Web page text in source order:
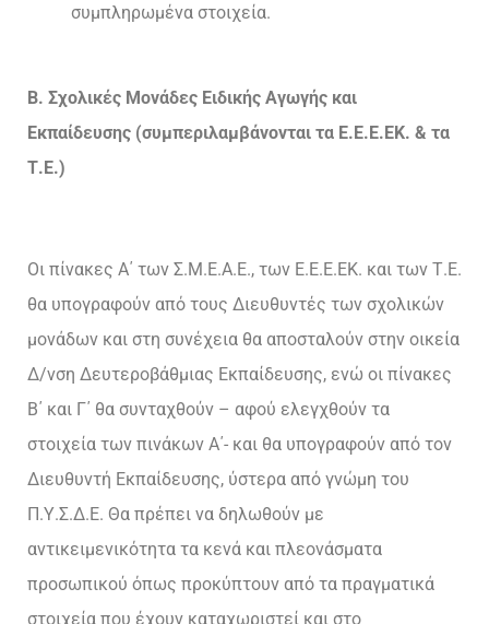
συμπληρωμένα στοιχεία.
Β. Σχολικές Μονάδες Ειδικής Αγωγής και
Εκπαίδευσης (συμπεριλαμβάνονται τα Ε.Ε.Ε.ΕΚ. & τα
Τ.Ε.)
Οι πίνακες Α΄ των Σ.Μ.Ε.Α.Ε., των Ε.Ε.Ε.ΕΚ. και των Τ.Ε.
θα υπογραφούν από τους Διευθυντές των σχολικών
μονάδων και στη συνέχεια θα αποσταλούν στην οικεία
Δ/νση Δευτεροβάθμιας Εκπαίδευσης, ενώ οι πίνακες
Β΄ και Γ΄ θα συνταχθούν – αφού ελεγχθούν τα
στοιχεία των πινάκων Α΄- και θα υπογραφούν από τον
Διευθυντή Εκπαίδευσης, ύστερα από γνώμη του
Π.Υ.Σ.Δ.Ε. Θα πρέπει να δηλωθούν με
αντικειμενικότητα τα κενά και πλεονάσματα
προσωπικού όπως προκύπτουν από τα πραγματικά
στοιχεία που έχουν καταχωριστεί και στο